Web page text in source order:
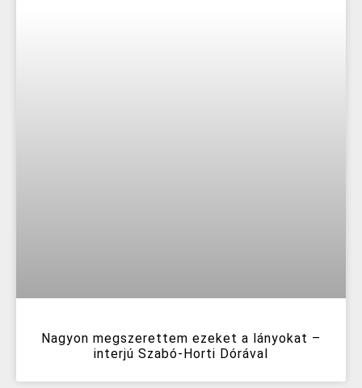
Nagyon megszerettem ezeket a lányokat –
interjú Szabó-Horti Dórával